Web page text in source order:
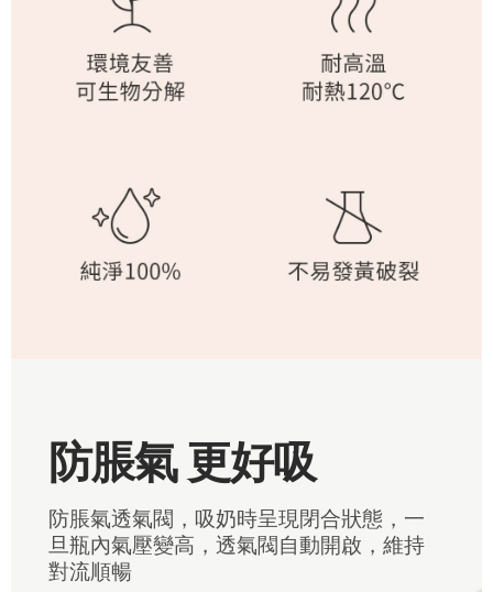
防脹氣 更好吸
防脹氣透氣閥，吸奶時呈現閉合狀態，一
旦瓶內氣壓變高，透氣閥自動開啟，維持
對流順暢